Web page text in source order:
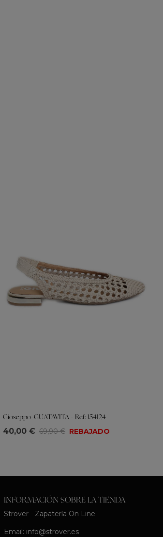
Tallas
Gioseppo-GUATAVITA - Ref: 154124
40,00 € 69,90 € REBAJADO
INFORMACIÓN SOBRE LA TIENDA
Strover - Zapatería On Line
Email: info@strover.es